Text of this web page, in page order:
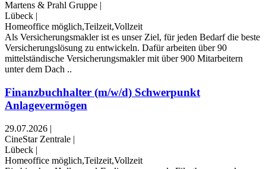
Martens & Prahl Gruppe
Lübeck
Homeoffice möglich,Teilzeit,Vollzeit
Als Versicherungsmakler ist es unser Ziel, für jeden Bedarf die beste
Versicherungslösung zu entwickeln. Dafür arbeiten über 90
mittelständische Versicherungsmakler mit über 900 Mitarbeitern
unter dem Dach ..
Finanzbuchhalter (m/w/d) Schwerpunkt
Anlagevermögen
29.07.2026 |
CineStar Zentrale |
Lübeck |
Homeoffice möglich,Teilzeit,Vollzeit